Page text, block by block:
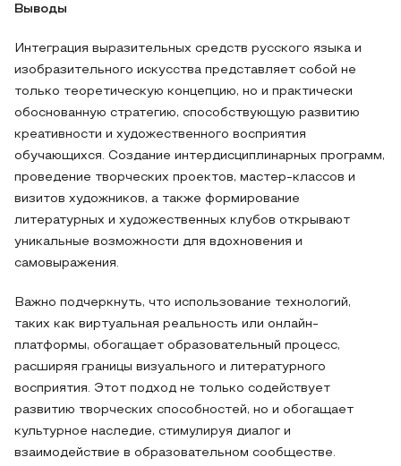
Выводы
Интеграция выразительных средств русского языка и
изобразительного искусства представляет собой не
только теоретическую концепцию, но и практически
обоснованную стратегию, способствующую развитию
креативности и художественного восприятия
обучающихся. Создание интердисциплинарных программ,
проведение творческих проектов, мастер-классов и
визитов художников, а также формирование
литературных и художественных клубов открывают
уникальные возможности для вдохновения и
самовыражения.
Важно подчеркнуть, что использование технологий,
таких как виртуальная реальность или онлайн-
платформы, обогащает образовательный процесс,
расширяя границы визуального и литературного
восприятия. Этот подход не только содействует
развитию творческих способностей, но и обогащает
культурное наследие, стимулируя диалог и
взаимодействие в образовательном сообществе.